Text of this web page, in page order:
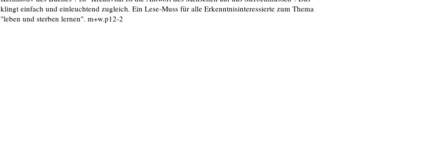
klingt einfach und einleuchtend zugleich. Ein Lese-Muss für alle Erkenntnisinteressierte zum Thema
"leben und sterben lernen". m+w.p12-2